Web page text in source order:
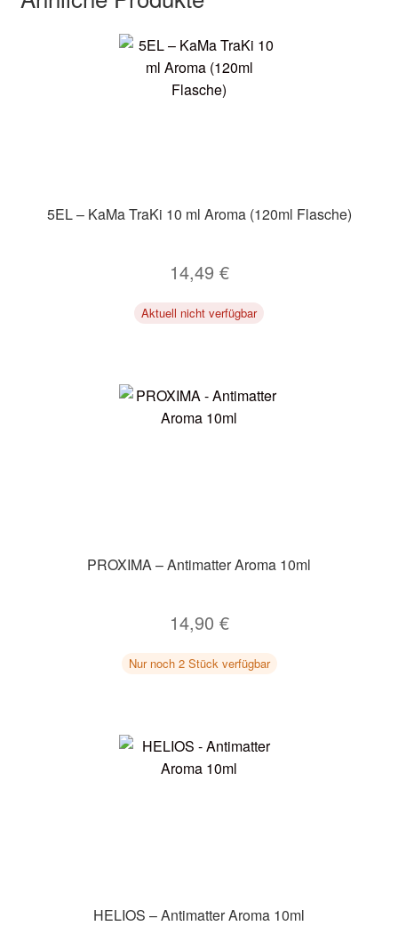
5EL – KaMa TraKi 10 ml Aroma (120ml Flasche)
14,49 €
Aktuell nicht verfügbar
PROXIMA – Antimatter Aroma 10ml
14,90 €
Nur noch 2 Stück verfügbar
HELIOS – Antimatter Aroma 10ml